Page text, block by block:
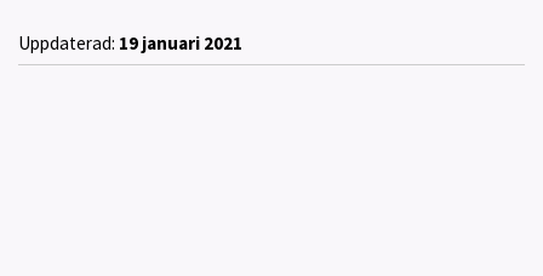
Uppdaterad: 19 januari 2021